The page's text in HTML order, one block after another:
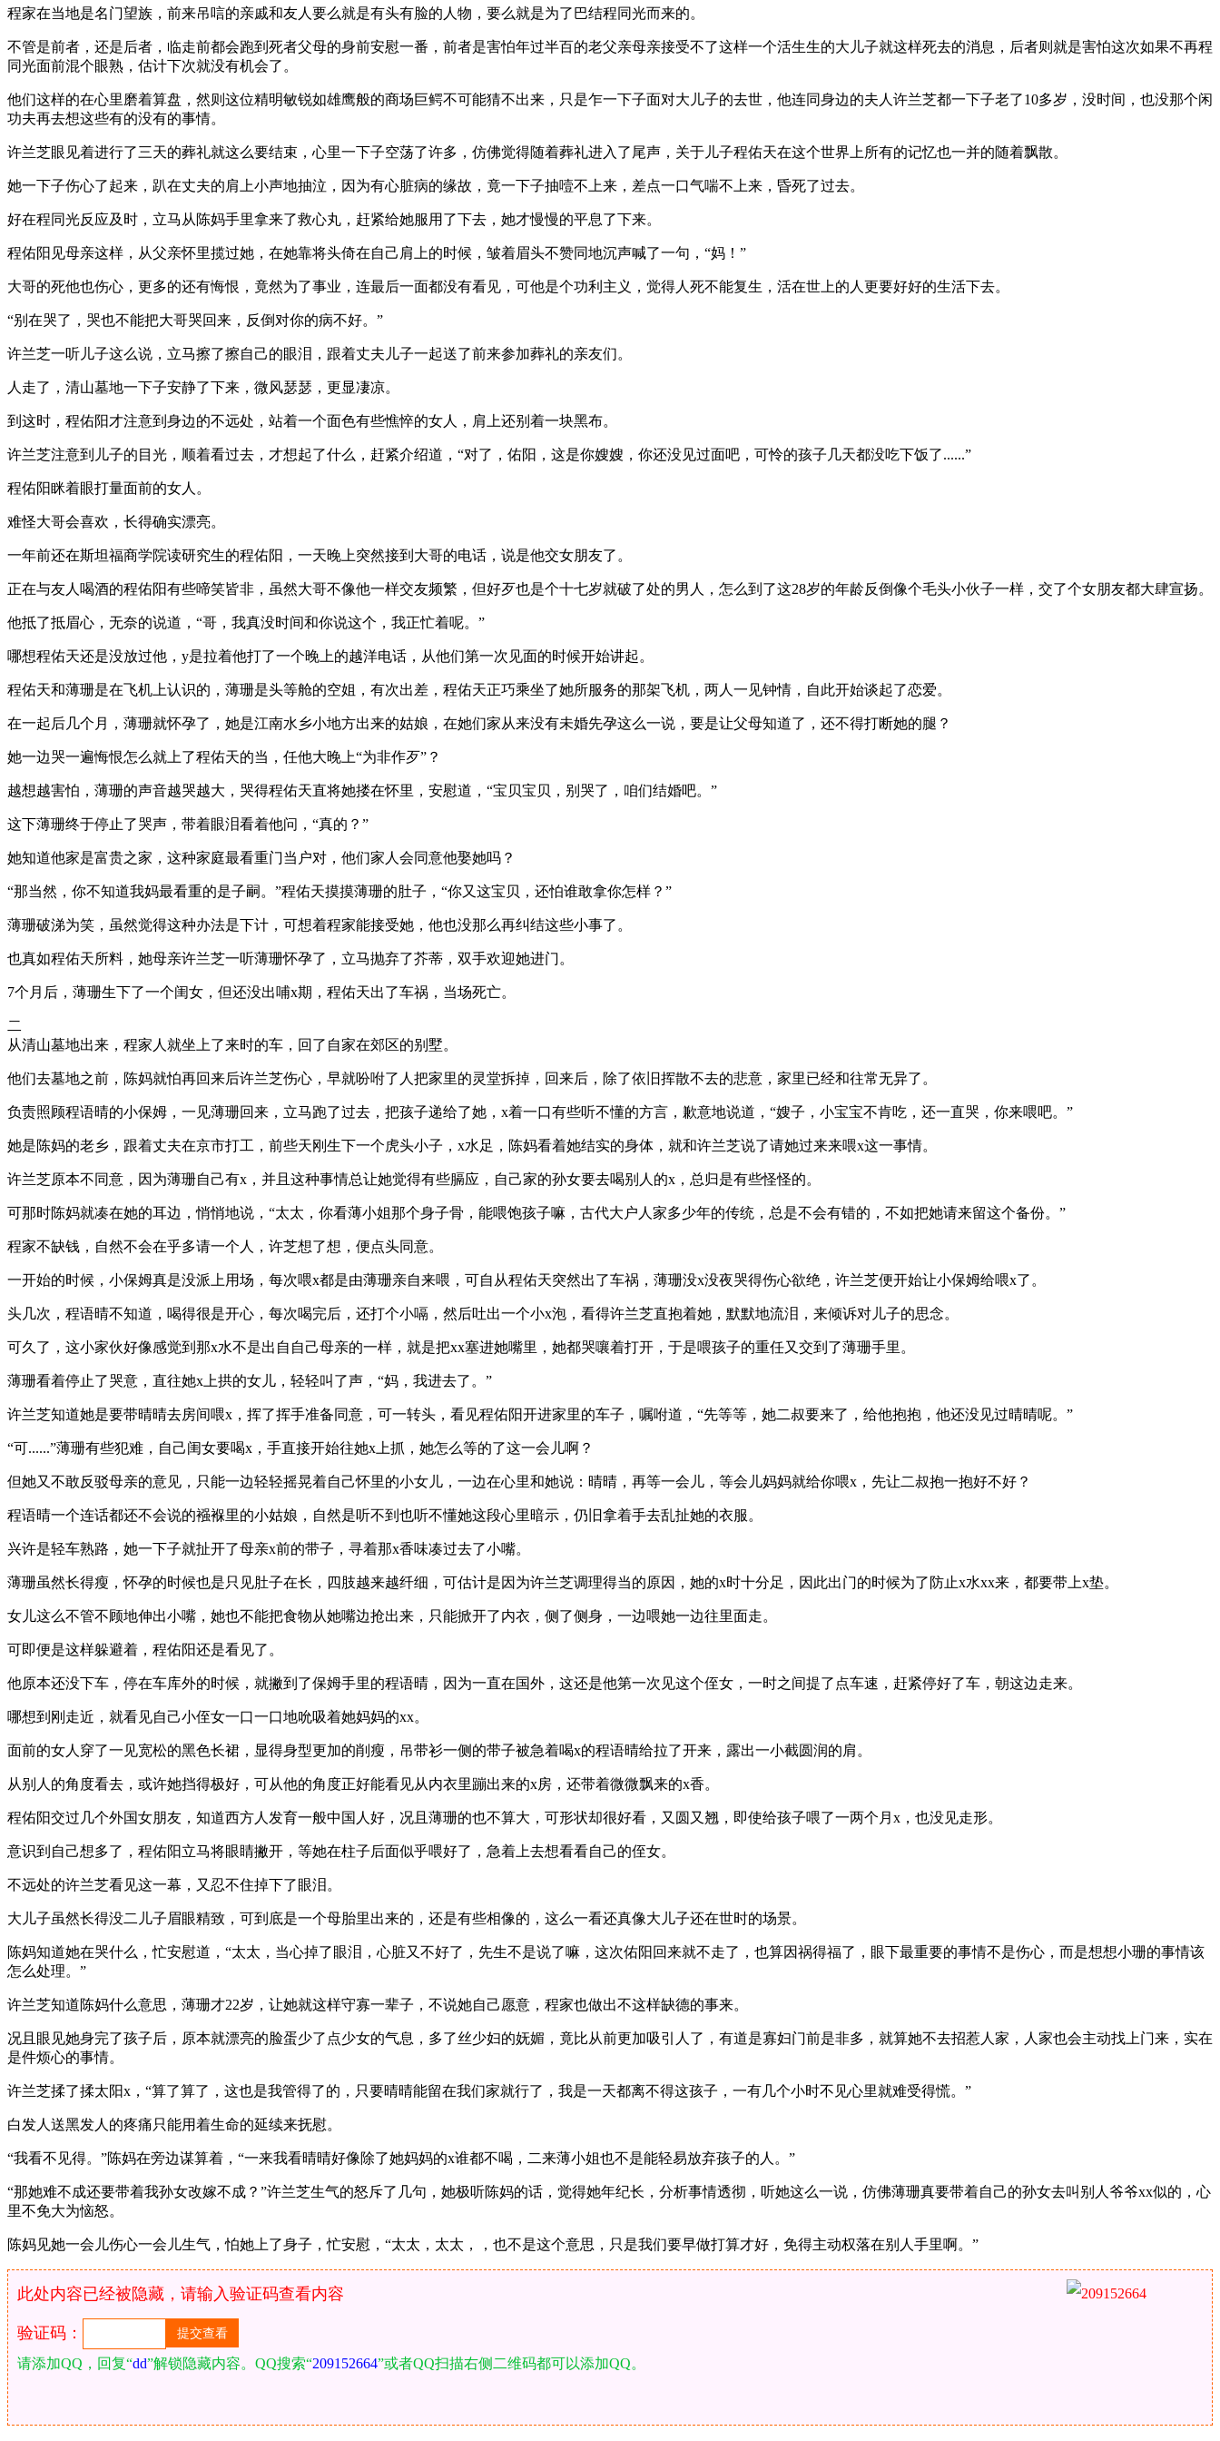
程家在当地是名门望族，前来吊唁的亲戚和友人要么就是有头有脸的人物，要么就是为了巴结程同光而来的。
不管是前者，还是后者，临走前都会跑到死者父母的身前安慰一番，前者是害怕年过半百的老父亲母亲接受不了这样一个活生生的大儿子就这样死去的消息，后者则就是害怕这次如果不再程
同光面前混个眼熟，估计下次就没有机会了。
他们这样的在心里磨着算盘，然则这位精明敏锐如雄鹰般的商场巨鳄不可能猜不出来，只是乍一下子面对大儿子的去世，他连同身边的夫人许兰芝都一下子老了10多岁，没时间，也没那个闲
功夫再去想这些有的没有的事情。
许兰芝眼见着进行了三天的葬礼就这么要结束，心里一下子空荡了许多，仿佛觉得随着葬礼进入了尾声，关于儿子程佑天在这个世界上所有的记忆也一并的随着飘散。
她一下子伤心了起来，趴在丈夫的肩上小声地抽泣，因为有心脏病的缘故，竟一下子抽噎不上来，差点一口气喘不上来，昏死了过去。
好在程同光反应及时，立马从陈妈手里拿来了救心丸，赶紧给她服用了下去，她才慢慢的平息了下来。
程佑阳见母亲这样，从父亲怀里揽过她，在她靠将头倚在自己肩上的时候，皱着眉头不赞同地沉声喊了一句，“妈！”
大哥的死他也伤心，更多的还有悔恨，竟然为了事业，连最后一面都没有看见，可他是个功利主义，觉得人死不能复生，活在世上的人更要好好的生活下去。
“别在哭了，哭也不能把大哥哭回来，反倒对你的病不好。”
许兰芝一听儿子这么说，立马擦了擦自己的眼泪，跟着丈夫儿子一起送了前来参加葬礼的亲友们。
人走了，清山墓地一下子安静了下来，微风瑟瑟，更显凄凉。
到这时，程佑阳才注意到身边的不远处，站着一个面色有些憔悴的女人，肩上还别着一块黑布。
许兰芝注意到儿子的目光，顺着看过去，才想起了什么，赶紧介绍道，“对了，佑阳，这是你嫂嫂，你还没见过面吧，可怜的孩子几天都没吃下饭了......”
程佑阳眯着眼打量面前的女人。
难怪大哥会喜欢，长得确实漂亮。
一年前还在斯坦福商学院读研究生的程佑阳，一天晚上突然接到大哥的电话，说是他交女朋友了。
正在与友人喝酒的程佑阳有些啼笑皆非，虽然大哥不像他一样交友频繁，但好歹也是个十七岁就破了处的男人，怎么到了这28岁的年龄反倒像个毛头小伙子一样，交了个女朋友都大肆宣扬。
他抵了抵眉心，无奈的说道，“哥，我真没时间和你说这个，我正忙着呢。”
哪想程佑天还是没放过他，y是拉着他打了一个晚上的越洋电话，从他们第一次见面的时候开始讲起。
程佑天和薄珊是在飞机上认识的，薄珊是头等舱的空姐，有次出差，程佑天正巧乘坐了她所服务的那架飞机，两人一见钟情，自此开始谈起了恋爱。
在一起后几个月，薄珊就怀孕了，她是江南水乡小地方出来的姑娘，在她们家从来没有未婚先孕这么一说，要是让父母知道了，还不得打断她的腿？
她一边哭一遍悔恨怎么就上了程佑天的当，任他大晚上“为非作歹”？
越想越害怕，薄珊的声音越哭越大，哭得程佑天直将她搂在怀里，安慰道，“宝贝宝贝，别哭了，咱们结婚吧。”
这下薄珊终于停止了哭声，带着眼泪看着他问，“真的？”
她知道他家是富贵之家，这种家庭最看重门当户对，他们家人会同意他娶她吗？
“那当然，你不知道我妈最看重的是子嗣。”程佑天摸摸薄珊的肚子，“你又这宝贝，还怕谁敢拿你怎样？”
薄珊破涕为笑，虽然觉得这种办法是下计，可想着程家能接受她，他也没那么再纠结这些小事了。
也真如程佑天所料，她母亲许兰芝一听薄珊怀孕了，立马抛弃了芥蒂，双手欢迎她进门。
7个月后，薄珊生下了一个闺女，但还没出哺x期，程佑天出了车祸，当场死亡。
二
从清山墓地出来，程家人就坐上了来时的车，回了自家在郊区的别墅。
他们去墓地之前，陈妈就怕再回来后许兰芝伤心，早就吩咐了人把家里的灵堂拆掉，回来后，除了依旧挥散不去的悲意，家里已经和往常无异了。
负责照顾程语晴的小保姆，一见薄珊回来，立马跑了过去，把孩子递给了她，x着一口有些听不懂的方言，歉意地说道，“嫂子，小宝宝不肯吃，还一直哭，你来喂吧。”
她是陈妈的老乡，跟着丈夫在京市打工，前些天刚生下一个虎头小子，x水足，陈妈看着她结实的身体，就和许兰芝说了请她过来来喂x这一事情。
许兰芝原本不同意，因为薄珊自己有x，并且这种事情总让她觉得有些膈应，自己家的孙女要去喝别人的x，总归是有些怪怪的。
可那时陈妈就凑在她的耳边，悄悄地说，“太太，你看薄小姐那个身子骨，能喂饱孩子嘛，古代大户人家多少年的传统，总是不会有错的，不如把她请来留这个备份。”
程家不缺钱，自然不会在乎多请一个人，许芝想了想，便点头同意。
一开始的时候，小保姆真是没派上用场，每次喂x都是由薄珊亲自来喂，可自从程佑天突然出了车祸，薄珊没x没夜哭得伤心欲绝，许兰芝便开始让小保姆给喂x了。
头几次，程语晴不知道，喝得很是开心，每次喝完后，还打个小嗝，然后吐出一个小x泡，看得许兰芝直抱着她，默默地流泪，来倾诉对儿子的思念。
可久了，这小家伙好像感觉到那x水不是出自自己母亲的一样，就是把xx塞进她嘴里，她都哭嚷着打开，于是喂孩子的重任又交到了薄珊手里。
薄珊看着停止了哭意，直往她x上拱的女儿，轻轻叫了声，“妈，我进去了。”
许兰芝知道她是要带晴晴去房间喂x，挥了挥手准备同意，可一转头，看见程佑阳开进家里的车子，嘱咐道，“先等等，她二叔要来了，给他抱抱，他还没见过晴晴呢。”
“可......”薄珊有些犯难，自己闺女要喝x，手直接开始往她x上抓，她怎么等的了这一会儿啊？
但她又不敢反驳母亲的意见，只能一边轻轻摇晃着自己怀里的小女儿，一边在心里和她说：晴晴，再等一会儿，等会儿妈妈就给你喂x，先让二叔抱一抱好不好？
程语晴一个连话都还不会说的襁褓里的小姑娘，自然是听不到也听不懂她这段心里暗示，仍旧拿着手去乱扯她的衣服。
兴许是轻车熟路，她一下子就扯开了母亲x前的带子，寻着那x香味凑过去了小嘴。
薄珊虽然长得瘦，怀孕的时候也是只见肚子在长，四肢越来越纤细，可估计是因为许兰芝调理得当的原因，她的x时十分足，因此出门的时候为了防止x水xx来，都要带上x垫。
女儿这么不管不顾地伸出小嘴，她也不能把食物从她嘴边抢出来，只能掀开了内衣，侧了侧身，一边喂她一边往里面走。
可即便是这样躲避着，程佑阳还是看见了。
他原本还没下车，停在车库外的时候，就撇到了保姆手里的程语晴，因为一直在国外，这还是他第一次见这个侄女，一时之间提了点车速，赶紧停好了车，朝这边走来。
哪想到刚走近，就看见自己小侄女一口一口地吮吸着她妈妈的xx。
面前的女人穿了一见宽松的黑色长裙，显得身型更加的削瘦，吊带衫一侧的带子被急着喝x的程语晴给拉了开来，露出一小截圆润的肩。
从别人的角度看去，或许她挡得极好，可从他的角度正好能看见从内衣里蹦出来的x房，还带着微微飘来的x香。
程佑阳交过几个外国女朋友，知道西方人发育一般中国人好，况且薄珊的也不算大，可形状却很好看，又圆又翘，即使给孩子喂了一两个月x，也没见走形。
意识到自己想多了，程佑阳立马将眼睛撇开，等她在柱子后面似乎喂好了，急着上去想看看自己的侄女。
不远处的许兰芝看见这一幕，又忍不住掉下了眼泪。
大儿子虽然长得没二儿子眉眼精致，可到底是一个母胎里出来的，还是有些相像的，这么一看还真像大儿子还在世时的场景。
陈妈知道她在哭什么，忙安慰道，“太太，当心掉了眼泪，心脏又不好了，先生不是说了嘛，这次佑阳回来就不走了，也算因祸得福了，眼下最重要的事情不是伤心，而是想想小珊的事情该
怎么处理。”
许兰芝知道陈妈什么意思，薄珊才22岁，让她就这样守寡一辈子，不说她自己愿意，程家也做出不这样缺德的事来。
况且眼见她身完了孩子后，原本就漂亮的脸蛋少了点少女的气息，多了丝少妇的妩媚，竟比从前更加吸引人了，有道是寡妇门前是非多，就算她不去招惹人家，人家也会主动找上门来，实在
是件烦心的事情。
许兰芝揉了揉太阳x，“算了算了，这也是我管得了的，只要晴晴能留在我们家就行了，我是一天都离不得这孩子，一有几个小时不见心里就难受得慌。”
白发人送黑发人的疼痛只能用着生命的延续来抚慰。
“我看不见得。”陈妈在旁边谋算着，“一来我看晴晴好像除了她妈妈的x谁都不喝，二来薄小姐也不是能轻易放弃孩子的人。”
“那她难不成还要带着我孙女改嫁不成？”许兰芝生气的怒斥了几句，她极听陈妈的话，觉得她年纪长，分析事情透彻，听她这么一说，仿佛薄珊真要带着自己的孙女去叫别人爷爷xx似的，心
里不免大为恼怒。
陈妈见她一会儿伤心一会儿生气，怕她上了身子，忙安慰，“太太，太太，，也不是这个意思，只是我们要早做打算才好，免得主动权落在别人手里啊。”
此处内容已经被隐藏，请输入验证码查看内容
验证码：
请添加QQ，回复“dd”解锁隐藏内容。QQ搜索“209152664”或者QQ扫描右侧二维码都可以添加QQ。